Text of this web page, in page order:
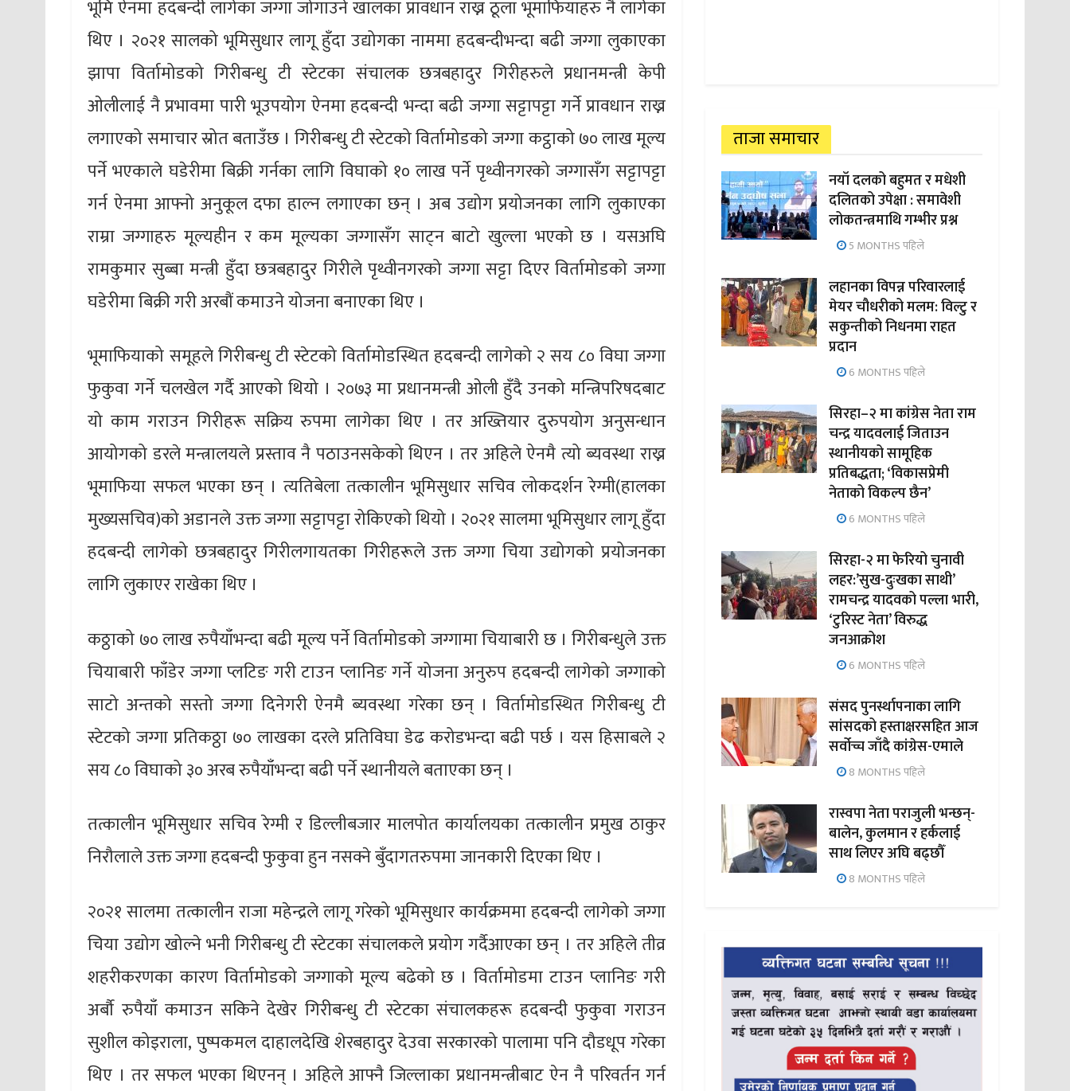
भूमि ऐनमा हदबन्दी लागेका जग्गा जोगाउने खालका प्रावधान राख्न ठूला भूमाफियाहरु नै लागेका
थिए । २०२१ सालको भूमिसुधार लागू हुँदा उद्योगका नाममा हदबन्दीभन्दा बढी जग्गा लुकाएका
झापा विर्तामोडको गिरीबन्धु टी स्टेटका संचालक छत्रबहादुर गिरीहरुले प्रधानमन्त्री केपी
ओलीलाई नै प्रभावमा पारी भूउपयोग ऐनमा हदबन्दी भन्दा बढी जग्गा सट्टापट्टा गर्ने प्रावधान राख्न
लगाएको समाचार स्रोत बताउँछ । गिरीबन्धु टी स्टेटको विर्तामोडको जग्गा कट्ठाको ७० लाख मूल्य
पर्ने भएकाले घडेरीमा बिक्री गर्नका लागि विघाको १० लाख पर्ने पृथ्वीनगरको जग्गासँग सट्टापट्टा
गर्न ऐनमा आफ्नो अनुकूल दफा हाल्न लगाएका छन् । अब उद्योग प्रयोजनका लागि लुकाएका
राम्रा जग्गाहरु मूल्यहीन र कम मूल्यका जग्गासँग साट्न बाटो खुल्ला भएको छ । यसअघि
रामकुमार सुब्बा मन्त्री हुँदा छत्रबहादुर गिरीले पृथ्वीनगरको जग्गा सट्टा दिएर विर्तामोडको जग्गा
घडेरीमा बिक्री गरी अरबौं कमाउने योजना बनाएका थिए ।
भूमाफियाको समूहले गिरीबन्धु टी स्टेटको विर्तामोडस्थित हदबन्दी लागेको २ सय ८० विघा जग्गा
फुकुवा गर्ने चलखेल गर्दै आएको थियो । २०७३ मा प्रधानमन्त्री ओली हुँदै उनको मन्त्रिपरिषदबाट
यो काम गराउन गिरीहरू सक्रिय रुपमा लागेका थिए । तर अख्तियार दुरुपयोग अनुसन्धान
आयोगको डरले मन्त्रालयले प्रस्ताव नै पठाउनसकेको थिएन । तर अहिले ऐनमै त्यो ब्यवस्था राख्न
भूमाफिया सफल भएका छन् । त्यतिबेला तत्कालीन भूमिसुधार सचिव लोकदर्शन रेग्मी(हालका
मुख्यसचिव)को अडानले उक्त जग्गा सट्टापट्टा रोकिएको थियो । २०२१ सालमा भूमिसुधार लागू हुँदा
हदबन्दी लागेको छत्रबहादुर गिरीलगायतका गिरीहरूले उक्त जग्गा चिया उद्योगको प्रयोजनका
लागि लुकाएर राखेका थिए ।
कठ्ठाको ७० लाख रुपैयाँभन्दा बढी मूल्य पर्ने विर्तामोडको जग्गामा चियाबारी छ । गिरीबन्धुले उक्त
चियाबारी फाँडेर जग्गा प्लटिङ गरी टाउन प्लानिङ गर्ने योजना अनुरुप हदबन्दी लागेको जग्गाको
साटो अन्तको सस्तो जग्गा दिनेगरी ऐनमै ब्यवस्था गरेका छन् । विर्तामोडस्थित गिरीबन्धु टी
स्टेटको जग्गा प्रतिकठ्ठा ७० लाखका दरले प्रतिविघा डेढ करोडभन्दा बढी पर्छ । यस हिसाबले २
सय ८० विघाको ३० अरब रुपैयाँभन्दा बढी पर्ने स्थानीयले बताएका छन् ।
तत्कालीन भूमिसुधार सचिव रेग्मी र डिल्लीबजार मालपोत कार्यालयका तत्कालीन प्रमुख ठाकुर
निरौलाले उक्त जग्गा हदबन्दी फुकुवा हुन नसक्ने बुँदागतरुपमा जानकारी दिएका थिए ।
२०२१ सालमा तत्कालीन राजा महेन्द्रले लागू गरेको भूमिसुधार कार्यक्रममा हदबन्दी लागेको जग्गा
चिया उद्योग खोल्ने भनी गिरीबन्धु टी स्टेटका संचालकले प्रयोग गर्दैआएका छन् । तर अहिले तीव्र
शहरीकरणका कारण विर्तामोडको जग्गाको मूल्य बढेको छ । विर्तामोडमा टाउन प्लानिङ गरी
अर्बौ रुपैयाँ कमाउन सकिने देखेर गिरीबन्धु टी स्टेटका संचालकहरू हदबन्दी फुकुवा गराउन
सुशील कोइराला, पुष्पकमल दाहालदेखि शेरबहादुर देउवा सरकारको पालामा पनि दौडधूप गरेका
थिए । तर सफल भएका थिएनन् । अहिले आफ्नै जिल्लाका प्रधानमन्त्रीबाट ऐन नै परिवर्तन गर्न
ताजा समाचार
नयाँ दलको बहुमत र मधेशी
दलितको उपेक्षा : समावेशी
लोकतन्त्रमाथि गम्भीर प्रश्न
5 MONTHS पहिले
लहानका विपन्न परिवारलाई
मेयर चौधरीको मलम: विल्टु र
सकुन्तीको निधनमा राहत
प्रदान
6 MONTHS पहिले
सिरहा–२ मा कांग्रेस नेता राम
चन्द्र यादवलाई जिताउन
स्थानीयको सामूहिक
प्रतिबद्धता; ‘विकासप्रेमी
नेताको विकल्प छैन’
6 MONTHS पहिले
सिरहा-२ मा फेरियो चुनावी
लहर:’सुख-दुःखका साथी’
रामचन्द्र यादवको पल्ला भारी,
‘टुरिस्ट नेता’ विरुद्ध
जनआक्रोश
6 MONTHS पहिले
संसद पुनर्स्थापनाका लागि
सांसदको हस्ताक्षरसहित आज
सर्वोच्च जाँदै कांग्रेस-एमाले
8 MONTHS पहिले
रास्वपा नेता पराजुली भन्छन्-
बालेन, कुलमान र हर्कलाई
साथ लिएर अघि बढ्छौँ
8 MONTHS पहिले